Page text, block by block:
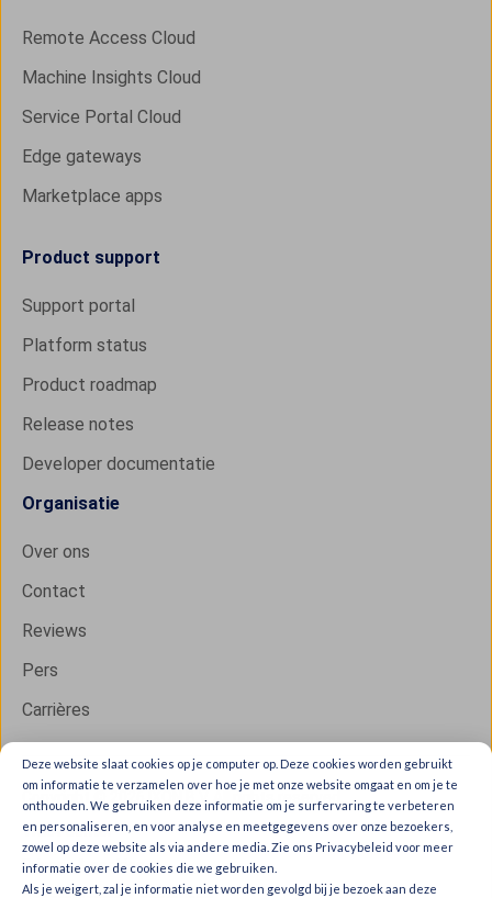
Deze website slaat cookies op je computer op. Deze cookies worden gebruikt
om informatie te verzamelen over hoe je met onze website omgaat en om je te
onthouden. We gebruiken deze informatie om je surfervaring te verbeteren
en personaliseren, en voor analyse en meetgegevens over onze bezoekers,
zowel op deze website als via andere media. Zie ons Privacybeleid voor meer
informatie over de cookies die we gebruiken.
Als je weigert, zal je informatie niet worden gevolgd bij je bezoek aan deze
Remote Access Cloud
Machine Insights Cloud
Service Portal Cloud
Edge gateways
Marketplace apps
Product support
Support portal
Platform status
Product roadmap
Release notes
Developer documentatie
Organisatie
Over ons
Contact
Reviews
Pers
Carrières
Copyright © 2026 IXON B.V. All rights reserved.
Trust Center
Privacy & cookies